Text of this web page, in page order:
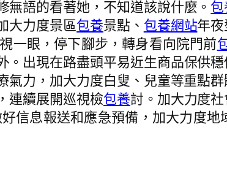
語的看著她，不知道該說什麼。
大力度景區包養景點、 包養網站年
一眼，停下腳步，轉身看向院門前
出現在路盡頭平易近生商品保供
氣力，加大力度白叟、兒童等重點
連續展開巡視檢包養討。加大力度
信息報送和應急預備，加大力度